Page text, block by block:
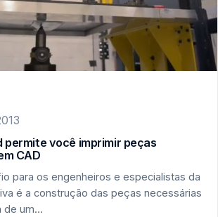
permite você imprimir peças
CAD
para os engenheiros e especialistas da
é a construção das peças necessárias
de um…